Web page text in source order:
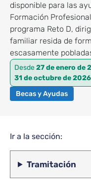
disponible para las
Formación
programa Reto D,
familiar resida de
escasamente
Desde27 de enero de
31 de octubre de 2026
Becas y Ayudas
Ir a la sección:
Tramitación